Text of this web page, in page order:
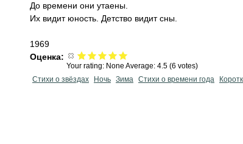
До времени они утаены.
Их видит юность. Детство видит сны.
1969
Оценка:
Your rating: None Average: 4.5 (6 votes)
Стихи о звёздах
Ночь Зима Стихи о времени года